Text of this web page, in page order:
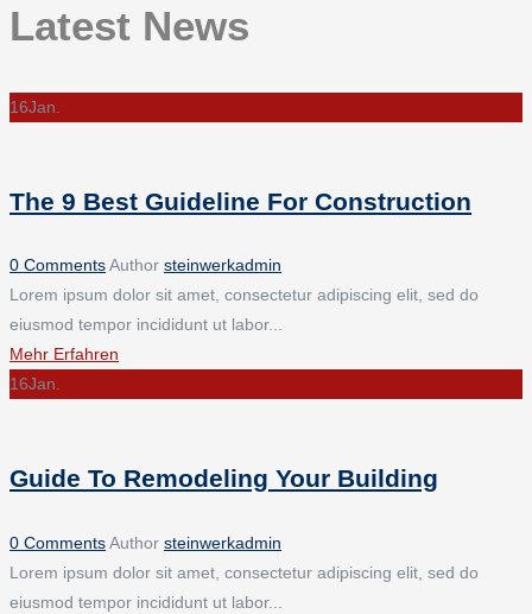
Latest News
16Jan.
The 9 Best Guideline For Construction
0 CommentsAuthor steinwerkadmin
Lorem ipsum dolor sit amet, consectetur adipiscing elit, sed do
eiusmod tempor incididunt ut labor...
Mehr Erfahren
16Jan.
Guide To Remodeling Your Building
0 CommentsAuthor steinwerkadmin
Lorem ipsum dolor sit amet, consectetur adipiscing elit, sed do
eiusmod tempor incididunt ut labor...